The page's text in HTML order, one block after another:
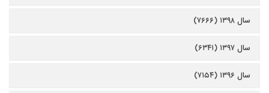
سال ۱۳۹۸ (۷۶۶۶)
سال ۱۳۹۷ (۶۳۴۱)
سال ۱۳۹۶ (۷۱۵۴)